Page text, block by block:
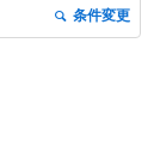
条件変更